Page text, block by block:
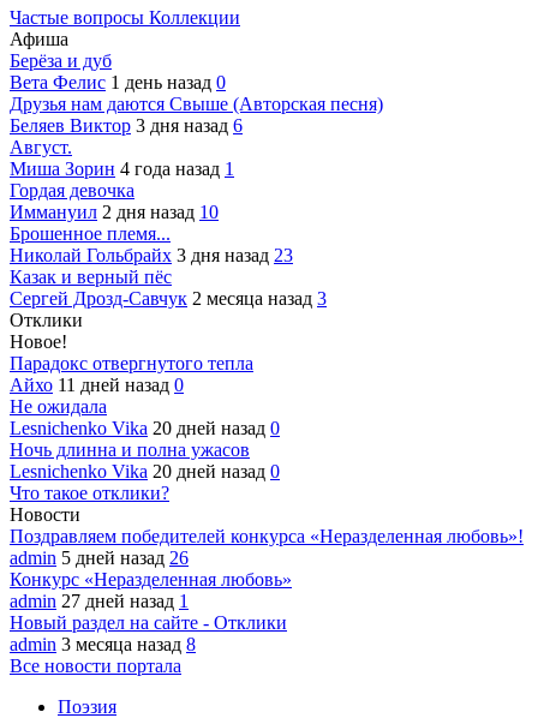
Частые вопросы Коллекции
Афиша
Берёза и дуб
Вета Фелис 1 день назад 0
Друзья нам даются Свыше (Авторская песня)
Беляев Виктор 3 дня назад 6
Август.
Миша Зорин 4 года назад 1
Гордая девочка
Иммануил 2 дня назад 10
Брошенное племя...
Николай Гольбрайх 3 дня назад 23
Казак и верный пёс
Сергей Дрозд-Савчук 2 месяца назад 3
Отклики
Новое!
Парадокс отвергнутого тепла
Айхо 11 дней назад 0
Не ожидала
Lesnichenko Vika 20 дней назад 0
Ночь длинна и полна ужасов
Lesnichenko Vika 20 дней назад 0
Что такое отклики?
Новости
Поздравляем победителей конкурса «Неразделенная любовь»!
admin 5 дней назад 26
Конкурс «Неразделенная любовь»
admin 27 дней назад 1
Новый раздел на сайте - Отклики
admin 3 месяца назад 8
Все новости портала
Поэзия